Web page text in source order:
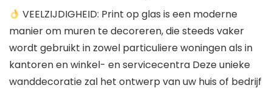
VEELZIJDIGHEID: Print op glas is een moderne
manier om muren te decoreren, die steeds vaker
wordt gebruikt in zowel particuliere woningen als in
kantoren en winkel- en servicecentra Deze unieke
wanddecoratie zal het ontwerp van uw huis of bedrijf